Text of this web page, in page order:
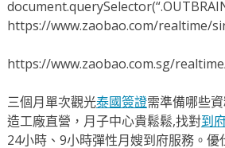
https://www.zaobao.com/realtime/
https://www.zaobao.com.sg/
三個月單次觀光泰國簽證需準備哪些資
造工廠直營，月子中心貴鬆鬆,找對到
24小時、9小時彈性月嫂到府服務。優